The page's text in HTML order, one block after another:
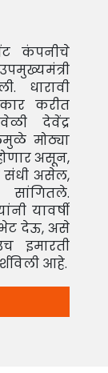
कंपनीचे
धारावी
करीत
देवेंद्र
मोठ्या
असून,
संधी असेल,
यावर्षी
देऊ, असे
इमारती
आहे.